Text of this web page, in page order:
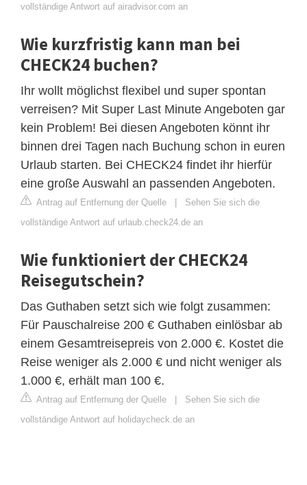
vollständige Antwort auf airadvisor.com an
Wie kurzfristig kann man bei
CHECK24 buchen?
Ihr wollt möglichst flexibel und super spontan
verreisen? Mit Super Last Minute Angeboten gar
kein Problem! Bei diesen Angeboten könnt ihr
binnen drei Tagen nach Buchung schon in euren
Urlaub starten. Bei CHECK24 findet ihr hierfür
eine große Auswahl an passenden Angeboten.
Antrag auf Entfernung der Quelle | Sehen Sie sich die
vollständige Antwort auf urlaub.check24.de an
Wie funktioniert der CHECK24
Reisegutschein?
Das Guthaben setzt sich wie folgt zusammen:
Für Pauschalreise 200 € Guthaben einlösbar ab
einem Gesamtreisepreis von 2.000 €. Kostet die
Reise weniger als 2.000 € und nicht weniger als
1.000 €, erhält man 100 €.
Antrag auf Entfernung der Quelle | Sehen Sie sich die
vollständige Antwort auf holidaycheck.de an